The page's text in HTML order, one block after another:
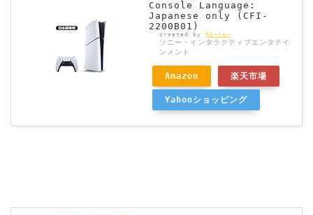
Console Language:
Japanese only (CFI-
2200B01)
created by Rinker
ソニー・インタラクティブエンタテイ
ンメント
Amazon 楽天市場
Yahooショッピング